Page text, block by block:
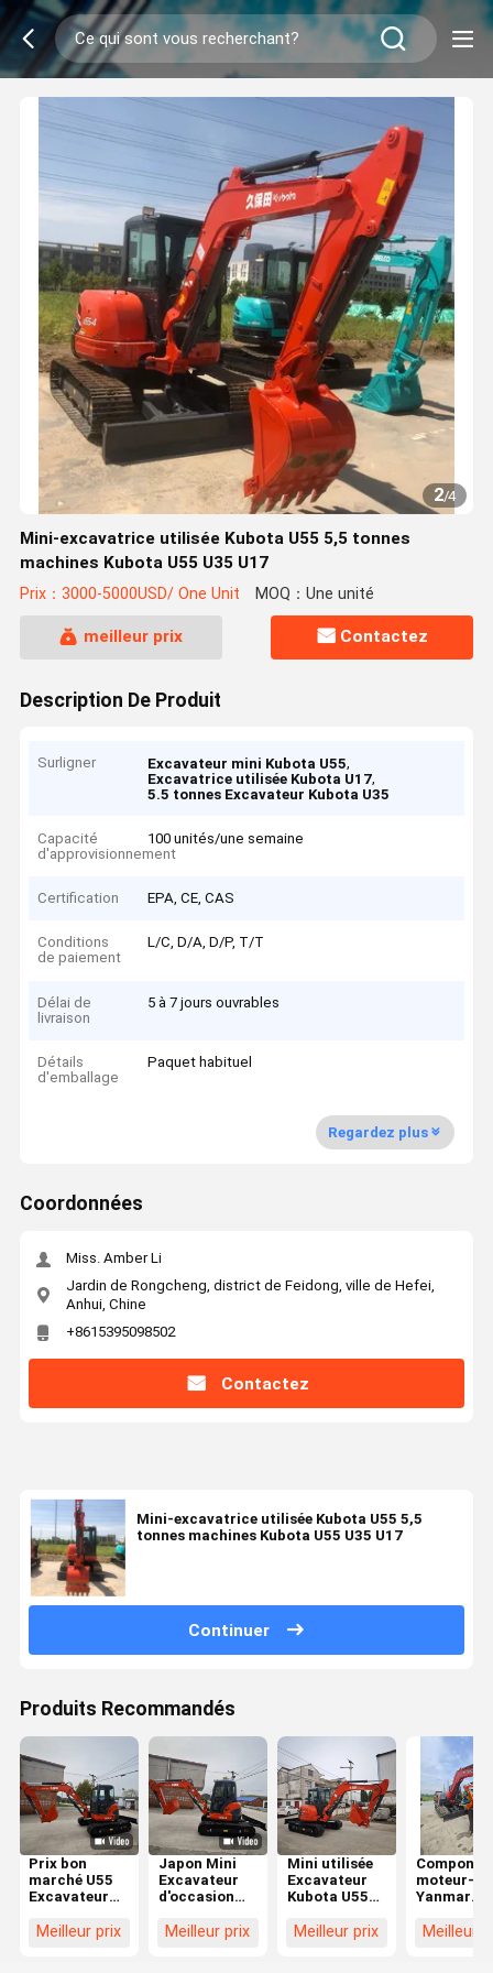
2/4
Mini-excavatrice utilisée Kubota U55 5,5 tonnes
machines Kubota U55 U35 U17
Prix：3000-5000USD/ One Unit MOQ：Une unité
meilleur prix Contactez
Description De Produit
Surligner Excavateur mini Kubota U55,
Excavatrice utilisée Kubota U17,
5.5 tonnes Excavateur Kubota U35
Capacité
d'approvisionnement
100 unités/une semaine
Certification EPA, CE, CAS
Conditions
de paiement
L/C, D/A, D/P, T/T
Délai de
livraison
5 à 7 jours ouvrables
Détails
d'emballage
Paquet habituel
Regardez plus
Coordonnées
Miss. Amber Li
Jardin de Rongcheng, district de Feidong, ville de Hefei,
Anhui, Chine
+8615395098502
Contactez
Mini-excavatrice utilisée Kubota U55 5,5
tonnes machines Kubota U55 U35 U17
Continuer
Produits Recommandés
Prix bon
marché U55
Excavateur
Petite pelle de
Meilleur prix
Japon Mini
Excavateur
d'occasion
Kubota U55
Meilleur prix
Mini utilisée
Excavateur
Kubota U55
tonnes
Meilleur prix
moteur-
Yanmar
Japon de
Meilleur